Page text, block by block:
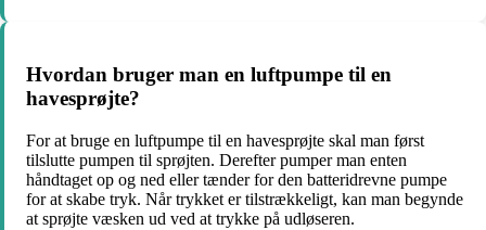
Hvordan bruger man en luftpumpe til en
havesprøjte?
For at bruge en luftpumpe til en havesprøjte skal man først
tilslutte pumpen til sprøjten. Derefter pumper man enten
håndtaget op og ned eller tænder for den batteridrevne pumpe
for at skabe tryk. Når trykket er tilstrækkeligt, kan man begynde
at sprøjte væsken ud ved at trykke på udløseren.